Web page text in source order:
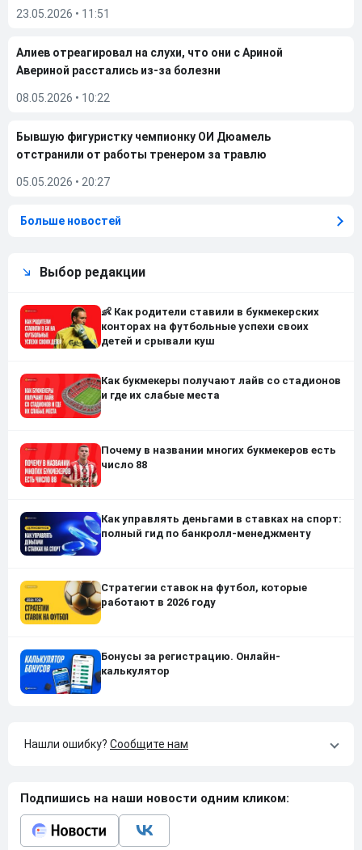
23.05.2026 • 11:51
Алиев отреагировал на слухи, что они с Ариной
Авериной расстались из-за болезни
08.05.2026 • 10:22
Бывшую фигуристку чемпионку ОИ Дюамель
отстранили от работы тренером за травлю
05.05.2026 • 20:27
Больше новостей
Выбор редакции
👶 Как родители ставили в букмекерских
конторах на футбольные успехи своих
детей и срывали куш
Как букмекеры получают лайв со стадионов
и где их слабые места
Почему в названии многих букмекеров есть
число 88
Как управлять деньгами в ставках на спорт:
полный гид по банкролл-менеджменту
Стратегии ставок на футбол, которые
работают в 2026 году
Бонусы за регистрацию. Онлайн-
калькулятор
Нашли ошибку? Сообщите нам
Подпишись на наши новости одним кликом: